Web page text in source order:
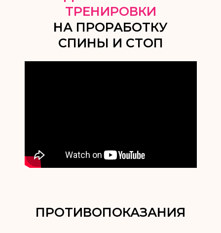
ТРЕНИРОВКИ
НА ПРОРАБОТКУ
СПИНЫ И СТОП
ПРОТИВОПОКАЗАНИЯ